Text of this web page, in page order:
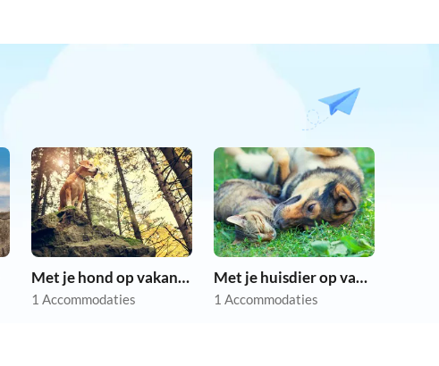
Met je hond op vakantie
1 Accommodaties
Met je huisdier op vakantie
1 Accommodaties